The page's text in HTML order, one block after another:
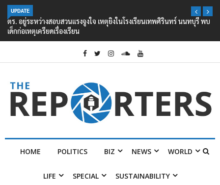
UPDATE
ตร. อยู่ระหว่างสอบสวนแรงจูงใจ เหตุยิงในโรงเรียนเทพศิรินทร์ นนทบุรี พบ
เด็กก่อเหตุเครียดเรื่องเรียน
HOME POLITICS BIZ NEWS WORLD
LIFE SPECIAL SUSTAINABILITY